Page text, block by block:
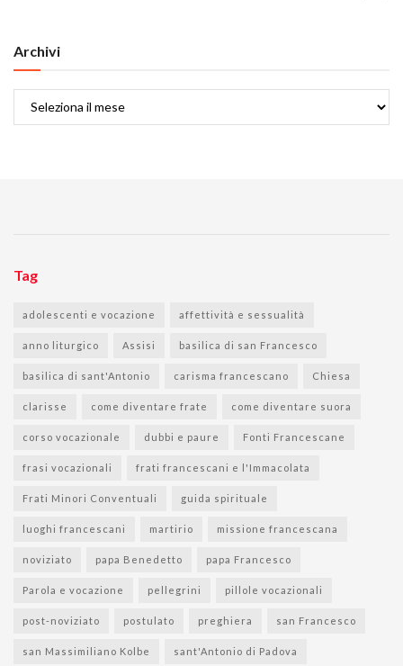
Archivi
Tag
adolescenti e vocazione affettività e sessualità
anno liturgico Assisi basilica di san Francesco
basilica di sant'Antonio carisma francescano Chiesa
clarisse come diventare frate come diventare suora
corso vocazionale dubbi e paure Fonti Francescane
frasi vocazionali frati francescani e l'Immacolata
Frati Minori Conventuali guida spirituale
luoghi francescani martirio missione francescana
noviziato papa Benedetto papa Francesco
Parola e vocazione pellegrini pillole vocazionali
post-noviziato postulato preghiera san Francesco
san Massimiliano Kolbe sant'Antonio di Padova